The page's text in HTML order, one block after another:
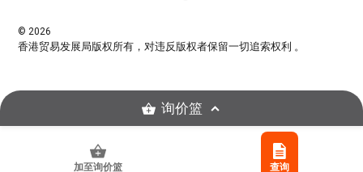
加至询价篮 查询
© 2026
香港贸易发展局版权所有，对违反版权者保留一切追索权利 。
询价篮